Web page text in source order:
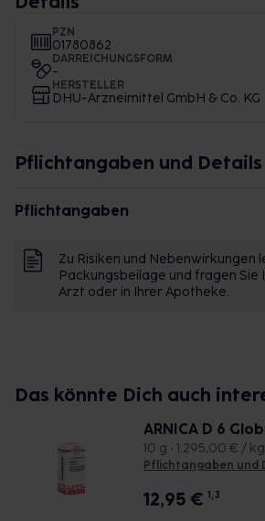
PZN
01780862
DARREICHUNGSFORM
-
HERSTELLER
DHU-Arzneimittel GmbH & Co. KG
Pflichtangaben und Details
Pflichtangaben
Zu Risiken und Nebenwirkungen
Packungsbeilage und fragen Sie
Arzt oder in Ihrer Apotheke.
Das könnte Dich auch
ARNICA D 6
10 g • 1.295,00 € / kg
Pflichtangaben und
12,95 € 1, 3